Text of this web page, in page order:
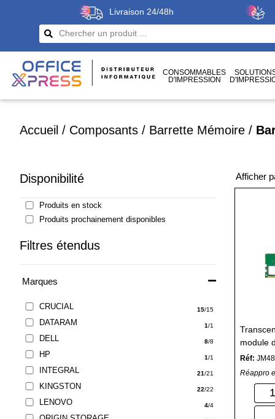
Livraison 24/48h
CONSOMMABLES
D'IMPRESSION
Accueil / Composants / Barrette Mémoire /
Disponibilité
Produits en stock
Produits prochainement disponibles
Filtres étendus
Marques
CRUCIAL 15/15
DATARAM 1/1
DELL 8/8
HP 1/1
INTEGRAL 21/21
KINGSTON 22/22
LENOVO 4/4
Afficher
module
DDR5
Réf:
Réappro